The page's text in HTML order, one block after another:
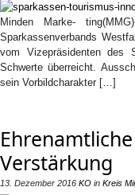
Minden Marke-
Sparkassenverbands
vom Vizepräsidenten des
Schwerte überreicht.
sein Vorbildcharakter […]
Verstärkung
13. Dezember 2016 KO in Kreis